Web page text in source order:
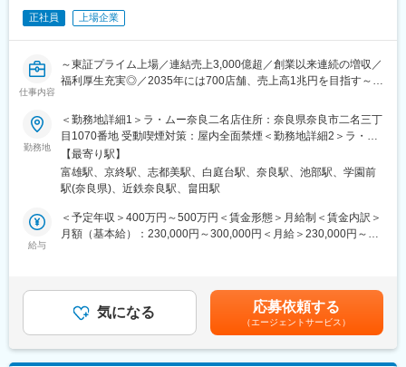
した。今年度末～来年に薬事承認が下りる見込みのため、本格生
産に向けて、現在準備を進めています。
■特徴
当社は1963年にプラスチック射出成形メーカーとして創業してお
ります。
マネジメントシステムを導入し、品質の標準化を図っています。
基本となる要求事項を「品質マニュアル」に定め、作業環境、設
計開発、原材料の受け入れから製造・検査、保管、出荷、設備管
理のルールを文書化し、一貫した品質保証体制を確立していま
す。
クションブロー、ダイレクトブローなどの成形技術を用いて、お
客様の多様なニーズに中小ロット・短納期でお応えします。 成形
正社員 上場企業
仕事内容
～東証プライム上場／連結売上3,000億超／創業以来連続の増収／
福利厚生充実◎／2035年には700店舗、売上高1兆円を目指す～
■業務内容：
同社が運営するメガ・ディスカウントストア「ラ・ムー」やスー
パーディスカウントストア「ディオ」の店舗スタッフとしての業
務をお任せします。上記店舗は現在全国233店舗以上に拡大中。
業界トップクラスの成長率を誇る好調企業で、店舗の繁栄にご活
躍いただける方を募集します！
■業務詳細：
■配属部門・キャリアパス：
・加工食部、青果部、総菜部、精肉部、鮮魚部 など
勤務地
＜勤務地詳細1＞ラ・ムー奈良二名店住所：奈良県奈良市二名三丁
目1070番地 受動喫煙対策：屋内全面禁煙＜勤務地詳細2＞ラ・ム
ー京終店住所：奈良県奈良市南京終町710番地の1 受動喫煙対策：
屋内全面禁煙＜勤務地詳細3＞ディオ上牧店住所：奈良県北葛城郡
上牧町上牧2185番地 受動喫煙対策：屋内全面禁煙変更の範囲：会
【最寄り駅】
富雄駅、京終駅、志都美駅、白庭台駅、奈良駅、池部駅、学園前
駅(奈良県)、近鉄奈良駅、畠田駅
給与
＜予定年収＞400万円～500万円＜賃金形態＞月給制＜賃金内訳＞
月額（基本給）：230,000円～300,000円＜月給＞230,000円～
す。月給(月額)は固定手当を含めた表記です。
気になる 応募依頼する
（エージェントサービス）